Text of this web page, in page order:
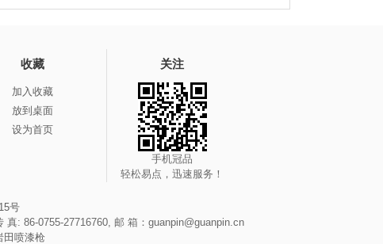
收藏
加入收藏
放到桌面
设为首页
关注
手机冠品
轻松易点，迅速服务！
号
: 86-0755-27716760, 邮 箱：guanpin@guanpin.cn
田喷漆枪